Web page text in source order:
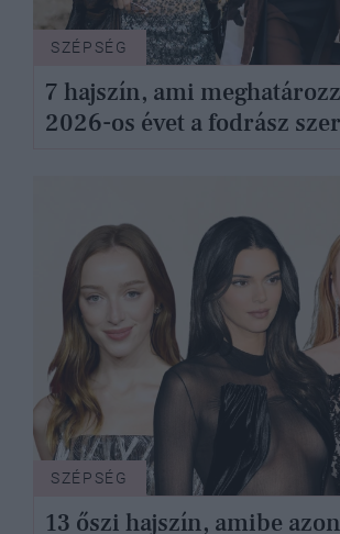
SZÉPSÉG
7 hajszín, ami
2026-os évet a fodrász
SZÉPSÉG
13 őszi hajszín, amibe